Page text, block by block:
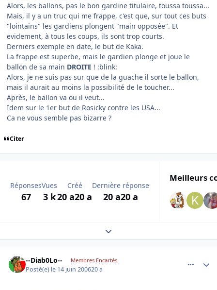
Alors, les ballons, pas le bon gardine titulaire, toussa toussa...
Mais, il y a un truc qui me frappe, c'est que, sur tout ces buts
"lointains" les gardiens plongent "main opposée". Et
evidement, à tous les coups, ils sont trop courts.
Derniers exemple en date, le but de Kaka.
La frappe est superbe, mais le gardien plonge et joue le
ballon de sa main DROITE ! :blink:
Alors, je ne suis pas sur que de la guache il sorte le ballon,
mais il aurait au moins la possibilité de le toucher...
Après, le ballon va ou il veut...
Idem sur le 1er but de Rosicky contre les USA...
Ca ne vous semble pas bizarre ?
Citer
Réponses
67
Vues
3 k
Créé
20 a20 a
Dernière réponse
20 a20 a
Meilleurs
Expand topic overview
--Diab0Lo-- Membres Encartés
Posté(e) le 14 juin 200620 a